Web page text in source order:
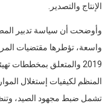
الإنتاج والتصدير.
وأوضحت أن سياسة تدبير
2019 والمتعلق بمخططات
المنظم لكيفيات إستغلال
تشمل ضبط مجهود الصيد،